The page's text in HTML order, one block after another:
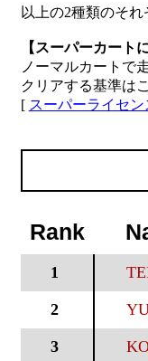
以上の2種類のそ
【スーパーカート
ノーマルカートで
クリアする基準は
[ スーパーライセ
Rank
1
2
3